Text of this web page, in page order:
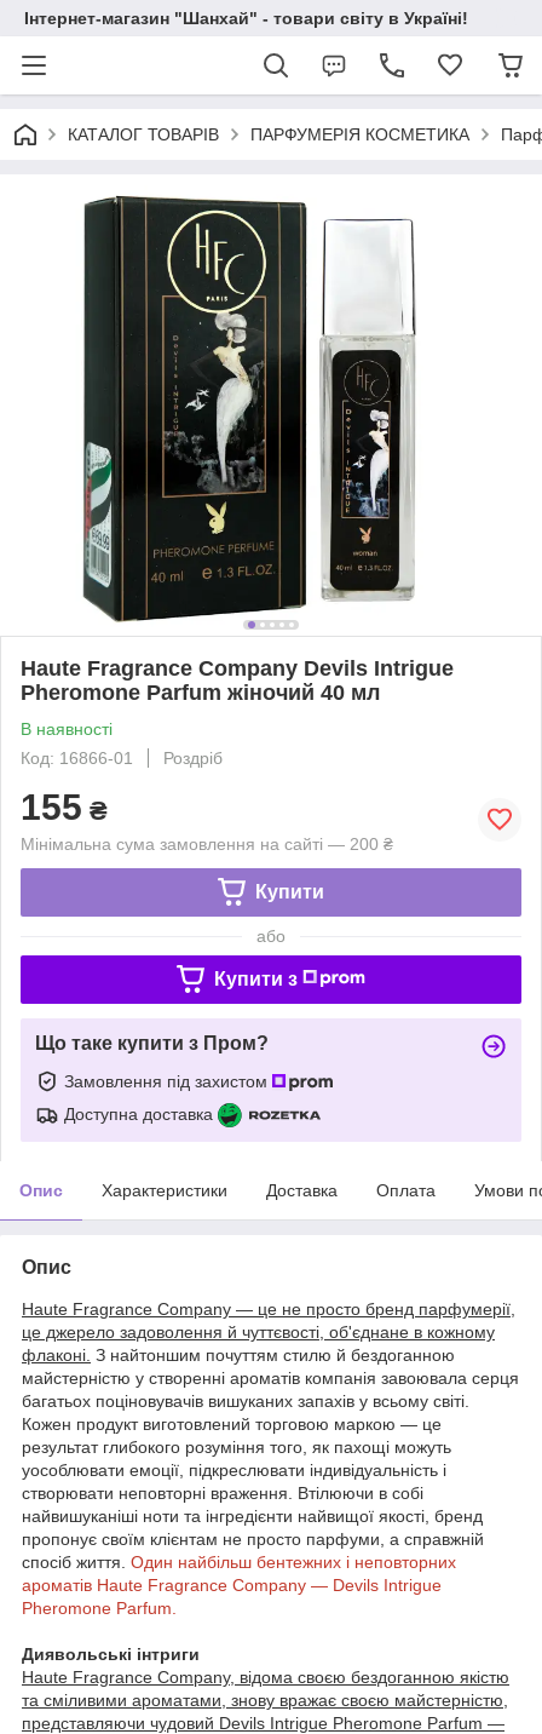
Інтернет-магазин "Шанхай" - товари світу в Україні!
КАТАЛОГ ТОВАРІВ ПАРФУМЕРІЯ КОСМЕТИКА
Haute Fragrance Company Devils Intrigue
Pheromone Parfum жіночий 40 мл
В наявності
Код: 16866-01
Роздріб
155 ₴
Мінімальна сума замовлення на сайті — 200 ₴
Купити
або
Купити з
Що таке купити з Пром?
Замовлення під захистом
Доступна доставка
Опис Характеристики Доставка Оплата Умови
Опис
Haute Fragrance Company — це не просто бренд парфумерії,
це джерело задоволення й чуттєвості, об'єднане в кожному
флаконі. З найтоншим почуттям стилю й бездоганною
майстерністю у створенні ароматів компанія завоювала серця
багатьох поціновувачів вишуканих запахів у всьому світі.
Кожен продукт виготовлений торговою маркою — це
результат глибокого розуміння того, як пахощі можуть
уособлювати емоції, підкреслювати індивідуальність і
створювати неповторні враження. Втілюючи в собі
найвишуканіші ноти та інгредієнти найвищої якості, бренд
пропонує своїм клієнтам не просто парфуми, а справжній
спосіб життя. Один найбільш бентежних і неповторних
ароматів Haute Fragrance Company — Devils Intrigue
Pheromone Parfum.
Диявольські інтриги
Haute Fragrance Company, відома своєю бездоганною якістю
та сміливими ароматами, знову вражає своєю майстерністю,
представляючи чудовий Devils Intrigue Pheromone Parfum —